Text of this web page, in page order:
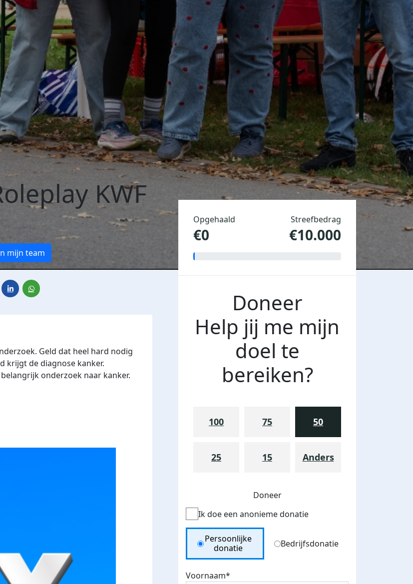
KWF
mijn team
Geld dat heel hard nodig
krijgt de diagnose kanker.
onderzoek naar kanker.
Opgehaald
€0
Streefbedrag
€10.000
Doneer
Help jij me mijn
doel te
bereiken?
100 75 50
25 15 Anders
Doneer
Ik doe een anonieme donatie
Donation Type
Persoonlijke
donatie
Bedrijfsdonatie
Voornaam*